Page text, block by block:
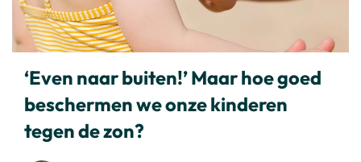
‘Even naar buiten!’ Maar hoe goed
beschermen we onze kinderen
tegen de zon?